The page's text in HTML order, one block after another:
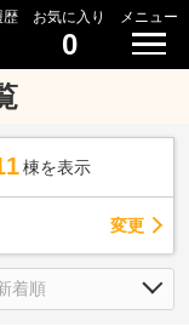
歴 お気に入り
0
メニュー
棟を表示
変更